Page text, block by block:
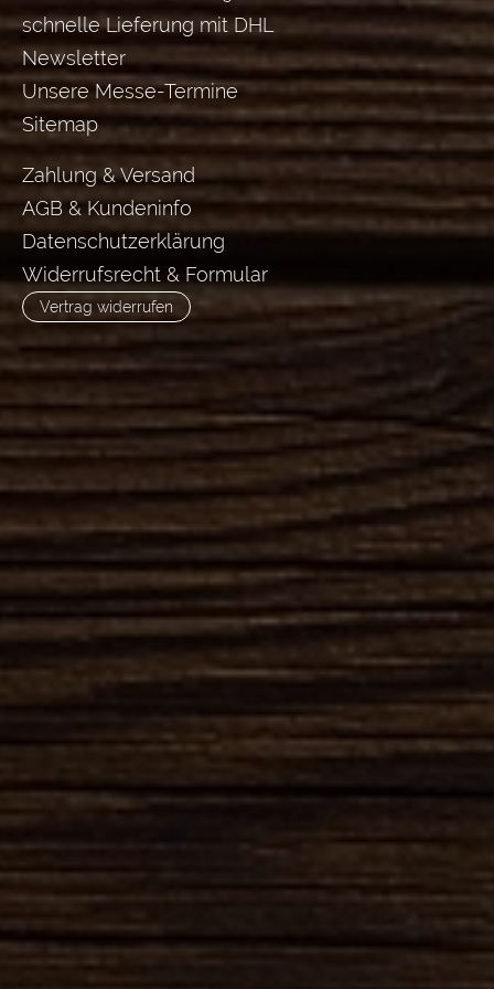
schnelle Lieferung mit DHL
Newsletter
Unsere Messe-Termine
Sitemap
Zahlung & Versand
AGB & Kundeninfo
Datenschutzerklärung
Widerrufsrecht & Formular
Vertrag widerrufen